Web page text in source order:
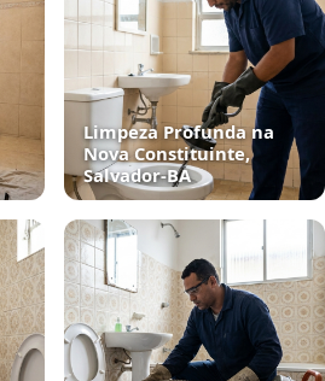
Limpeza Profunda na
Nova Constituinte,
Salvador‑BA